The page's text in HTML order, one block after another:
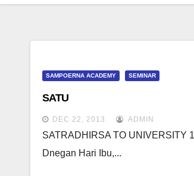
SAMPOERNA ACADEMY SEMINAR
SATU
DEC 22, 2013 ADMIN
SATRADHIRSA TO UNIVERSITY
Dnegan Hari Ibu,...